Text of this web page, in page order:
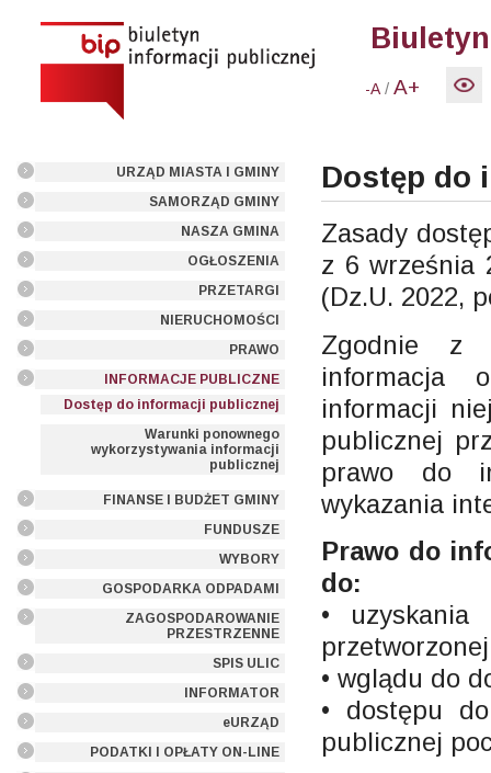
-A /A+
URZĄD MIASTA I GMINY
SAMORZĄD GMINY
NASZA GMINA
OGŁOSZENIA
PRZETARGI
NIERUCHOMOŚCI
PRAWO
INFORMACJE PUBLICZNE
Dostęp do informacji publicznej
Warunki ponownego
wykorzystywania informacji
publicznej
FINANSE I BUDŻET GMINY
FUNDUSZE
WYBORY
GOSPODARKA ODPADAMI
ZAGOSPODAROWANIE
PRZESTRZENNE
SPIS ULIC
INFORMATOR
eURZĄD
PODATKI I OPŁATY ON-LINE
Dostęp do
Zasady
z 6 września
(Dz.U. 2022,
Zgodnie z
informacja
informacji
publicznej
prawo do
wykazania
Prawo do
do:
• uzyskania
• wglądu do
• dostępu
publicznej